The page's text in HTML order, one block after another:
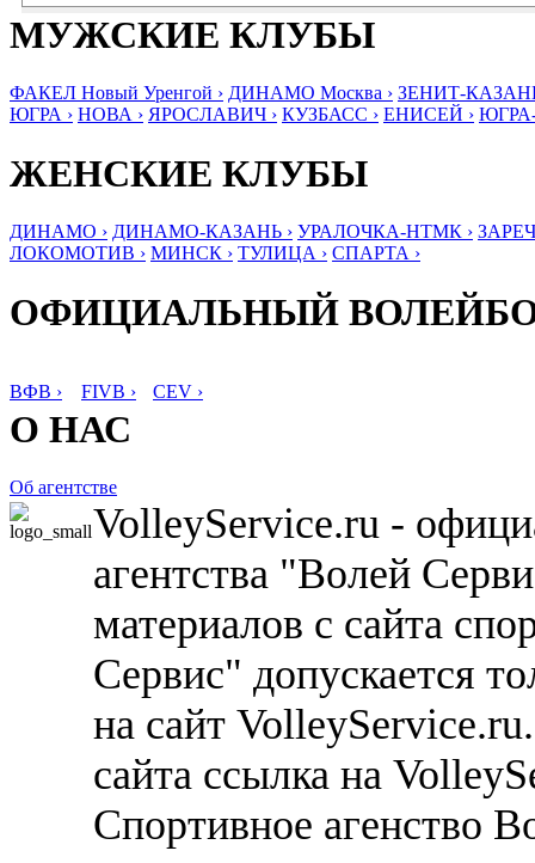
МУЖСКИЕ КЛУБЫ
ФАКЕЛ Новый Уренгой › ДИНАМО Москва › ЗЕНИТ-
ЮГРА › НОВА › ЯРОСЛАВИЧ › КУЗБАСС › ЕНИСЕЙ ›
ЖЕНСКИЕ КЛУБЫ
ДИНАМО › ДИНАМО-КАЗАНЬ › УРАЛОЧКА-НТМК ›
ЛОКОМОТИВ › МИНСК › ТУЛИЦА › СПАРТА ›
ОФИЦИАЛЬНЫЙ
ВФВ › FIVB › CEV ›
О НАС
Об агентстве
VolleyService.ru -
агентства "Волей
материалов с сайта
Сервис" допускается
на сайт
сайта ссылка на
Спортивное агенство